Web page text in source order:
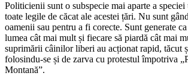
Politicienii sunt o subspecie mai aparte a
toate legile de căcat ale acestei țări. Nu sunt
oamenii sau pentru a fi corecte. Sunt generate
lumea cât mai mult și fiecare să piardă cât mai
suprimării câinilor liberi au acționat rapid, tăcut
folosindu-se și de zarva cu protestul împotriva
Montană”.